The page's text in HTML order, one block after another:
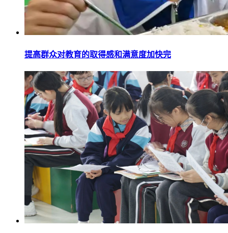
提高群众对教育的取得感和满意度加快完